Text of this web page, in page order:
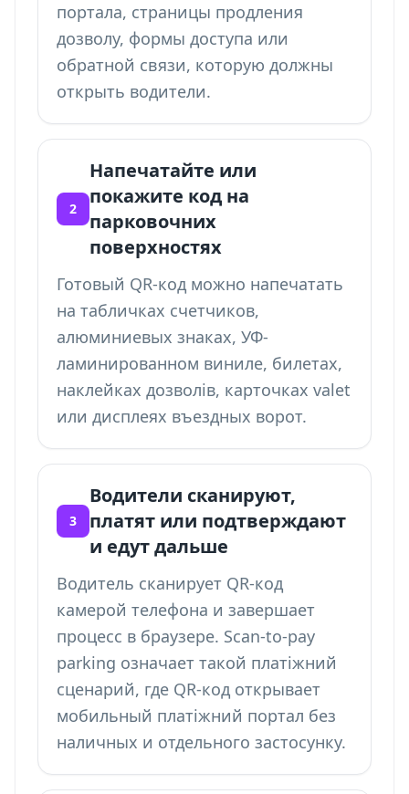
портала, страницы продления
дозволу, формы доступа или
обратной связи, которую должны
открыть водители.
2
Напечатайте или
покажите код на
парковочних
поверхностях
Готовый QR-код можно напечатать
на табличках счетчиков,
алюминиевых знаках, УФ-
ламинированном виниле, билетах,
наклейках дозволів, карточках valet
или дисплеях въездных ворот.
3
Водители сканируют,
платят или подтверждают
и едут дальше
Водитель сканирует QR-код
камерой телефона и завершает
процесс в браузере. Scan-to-pay
parking означает такой платіжний
сценарий, где QR-код открывает
мобильный платіжний портал без
наличных и отдельного застосунку.